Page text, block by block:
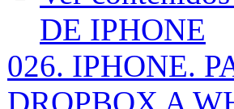
DE IPHONE
026. IPHONE.
DROPBOX A